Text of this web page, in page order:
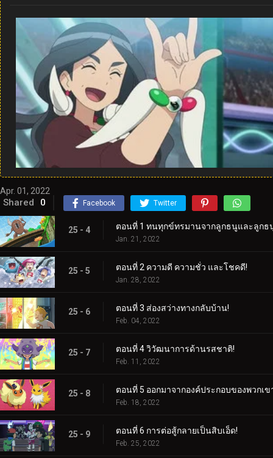
Apr. 01, 2022
Shared 0 Facebook Twitter
25 - 4 ตอนที่ 1 ทนทุกข์ทรมานจากลูกธนูและลูกธ
Jan. 21, 2022
25 - 5 ตอนที่ 2 ความดี ความชั่ว และโชคดี!
Jan. 28, 2022
25 - 6 ตอนที่ 3 ส่องสว่างทางกลับบ้าน!
Feb. 04, 2022
25 - 7 ตอนที่ 4 วิวัฒนาการด้านรสชาติ!
Feb. 11, 2022
25 - 8 ตอนที่ 5 ออกมาจากองค์ประกอบของพวกเข
Feb. 18, 2022
25 - 9 ตอนที่ 6 การต่อสู้กลายเป็นสิบเอ็ด!
Feb. 25, 2022